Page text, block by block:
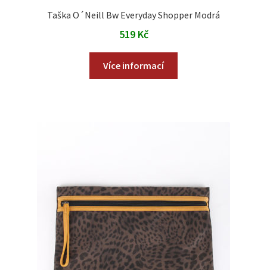
Taška O´Neill Bw Everyday Shopper Modrá
519 Kč
Více informací